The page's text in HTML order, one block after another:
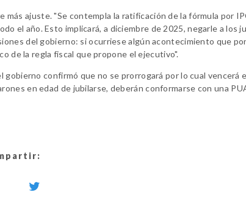
ajuste. "Se contempla la ratificación de la fórmula por
el año. Esto implicará, a diciembre de 2025, negarle a los
del gobierno: si ocurriese algún acontecimiento que
de la regla fiscal que propone el ejecutivo".
confirmó que no se prorrogará por lo cual vencerá
en edad de jubilarse, deberán conformarse con una